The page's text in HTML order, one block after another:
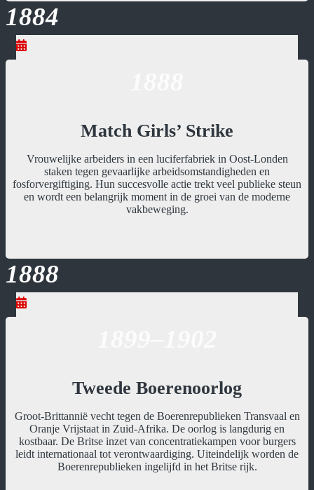
1884
Match Girls’ Strike
Vrouwelijke arbeiders in een luciferfabriek in Oost-Londen
staken tegen gevaarlijke arbeidsomstandigheden en
fosforvergiftiging. Hun succesvolle actie trekt veel publieke steun
en wordt een belangrijk moment in de groei van de moderne
vakbeweging.
1888
Tweede Boerenoorlog
Groot-Brittannië vecht tegen de Boerenrepublieken Transvaal en
Oranje Vrijstaat in Zuid-Afrika. De oorlog is langdurig en
kostbaar. De Britse inzet van concentratiekampen voor burgers
leidt internationaal tot verontwaardiging. Uiteindelijk worden de
Boerenrepublieken ingelijfd in het Britse rijk.